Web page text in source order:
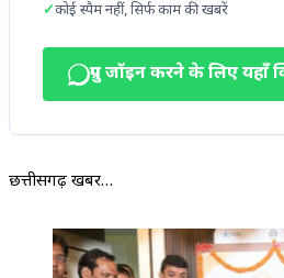
कोई स्पैम नहीं, सिर्फ काम की खबरें
ग्रुप जॉइन करने के लिए यहाँ
छत्तीसगढ़ खबरें…